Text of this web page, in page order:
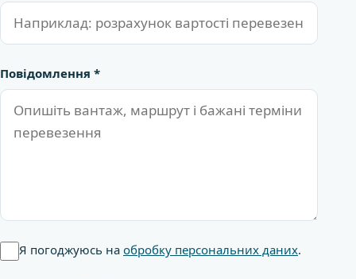
Повідомлення *
Я погоджуюсь на обробку персональних даних.